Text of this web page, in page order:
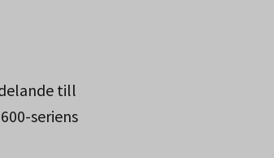
till
seriens